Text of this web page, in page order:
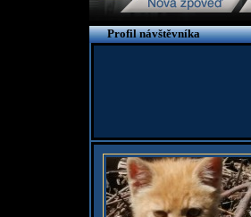
Profil návštěvníka